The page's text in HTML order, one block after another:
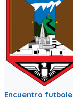
Encuentro